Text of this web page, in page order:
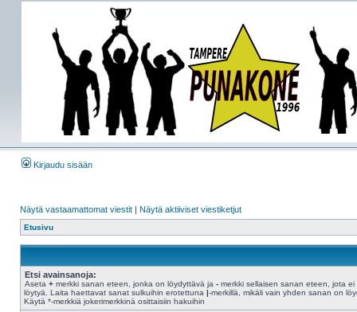
Kirjaudu sisään
Näytä vastaamattomat viestit | Näytä aktiiviset viestiketjut
Etusivu
Etsi avainsanoja:
Aseta + merkki sanan eteen, jonka on löydyttävä ja - merkki sellaisen sanan eteen, jota ei
löytyä. Laita haettavat sanat sulkuihin erotettuna |-merkillä, mikäli vain yhden sanan on
Käytä *-merkkiä jokerimerkkinä osittaisiin hakuihin